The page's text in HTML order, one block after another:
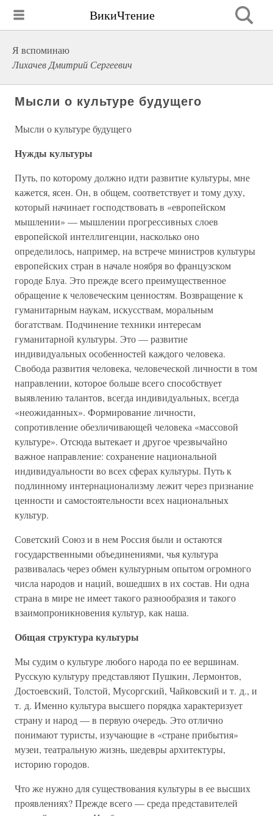
ВикиЧтение
Я вспоминаю
Лихачев Дмитрий Сергеевич
Мысли о культуре будущего
Мысли о культуре будущего
Нужды культуры
Путь, по которому должно идти развитие культуры, мне
кажется, ясен. Он, в общем, соответствует и тому духу,
который начинает господствовать в «европейском
мышлении» — мышлении прогрессивных слоев
европейской интеллигенции, насколько оно
определилось, например, на встрече министров культуры
европейских стран в начале ноября во французском
городе Блуа. Это прежде всего преимущественное
обращение к человеческим ценностям. Возвращение к
гуманитарным наукам, искусствам, моральным
богатствам. Подчинение техники интересам
гуманитарной культуры. Это — развитие
индивидуальных особенностей каждого человека.
Свобода развития человека, человеческой личности в том
направлении, которое больше всего способствует
выявлению талантов, всегда индивидуальных, всегда
«неожиданных». Формирование личности,
сопротивление обезличивающей человека «массовой
культуре». Отсюда вытекает и другое чрезвычайно
важное направление: сохранение национальной
индивидуальности во всех сферах культуры. Путь к
подлинному интернационализму лежит через признание
ценности и самостоятельности всех национальных
культур.
Советский Союз и в нем Россия были и остаются
государственными объединениями, чья культура
развивалась через обмен культурным опытом огромного
числа народов и наций, вошедших в их состав. Ни одна
страна в мире не имеет такого разнообразия и такого
взаимопроникновения культур, как наша.
Общая структура культуры
Мы судим о культуре любого народа по ее вершинам.
Русскую культуру представляют Пушкин, Лермонтов,
Достоевский, Толстой, Мусоргский, Чайковский и т. д., и
т. д. Именно культура высшего порядка характеризует
страну и народ — в первую очередь. Это отлично
понимают туристы, изучающие в «стране прибытия»
музеи, театральную жизнь, шедевры архитектуры,
историю городов.
Что же нужно для существования культуры в ее высших
проявлениях? Прежде всего — среда представителей